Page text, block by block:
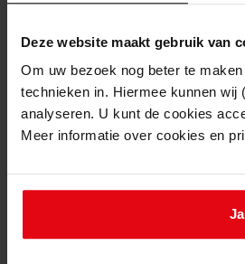
Deze website maakt gebruik van
Om uw bezoek nog beter te
technieken in. Hiermee kunnen wij
analyseren. U kunt de cookies
Meer informatie over cookies en
Datum vergunning:
28-12-1976
Adres:
Hoogwoud, Langereis
Nieuw adres: